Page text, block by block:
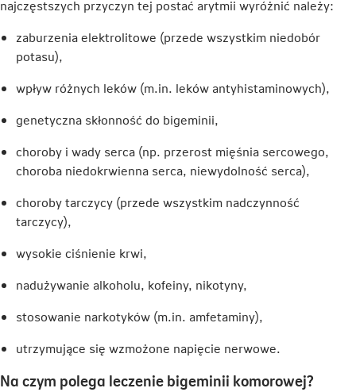
najczęstszych przyczyn tej postać arytmii wyróżnić należy:
zaburzenia elektrolitowe (przede wszystkim niedobór
potasu),
wpływ różnych leków (m.in. leków antyhistaminowych),
genetyczna skłonność do bigeminii,
choroby i wady serca (np. przerost mięśnia sercowego,
choroba niedokrwienna serca, niewydolność serca),
choroby tarczycy (przede wszystkim nadczynność
tarczycy),
wysokie ciśnienie krwi,
nadużywanie alkoholu, kofeiny, nikotyny,
stosowanie narkotyków (m.in. amfetaminy),
utrzymujące się wzmożone napięcie nerwowe.
Na czym polega leczenie bigeminii komorowej?